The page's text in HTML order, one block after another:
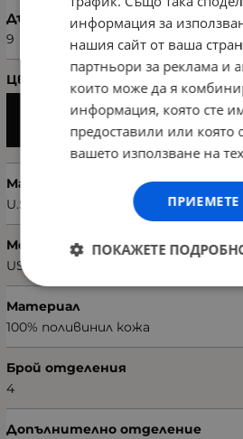
Дълбочина (см)
9
Цвят
Марка
U.S. POLO ASSN.
Модел чанта
US22599
Материал
100% поливинил кожа
Брой отделения
4
Допълнително отделение
информация за
нашия сайт от ваша
партньори за реклама и
които може да я
информация, която сте
предоставили или която
вашето използване на
ПОКАЖЕТЕ